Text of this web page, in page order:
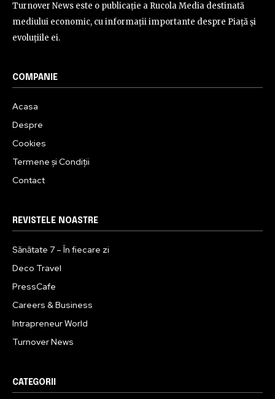
Turnover News este o publicație a Rucola Media destinată
mediului economic, cu informații importante despre Piață și
evoluțiile ei.
COMPANIE
Acasa
Despre
Cookies
Termene și Condiții
Contact
REVISTELE NOASTRE
Sănătate 7 – În fiecare zi
Deco Travel
PressCafe
Careers & Business
Intrapreneur World
Turnover News
CATEGORII